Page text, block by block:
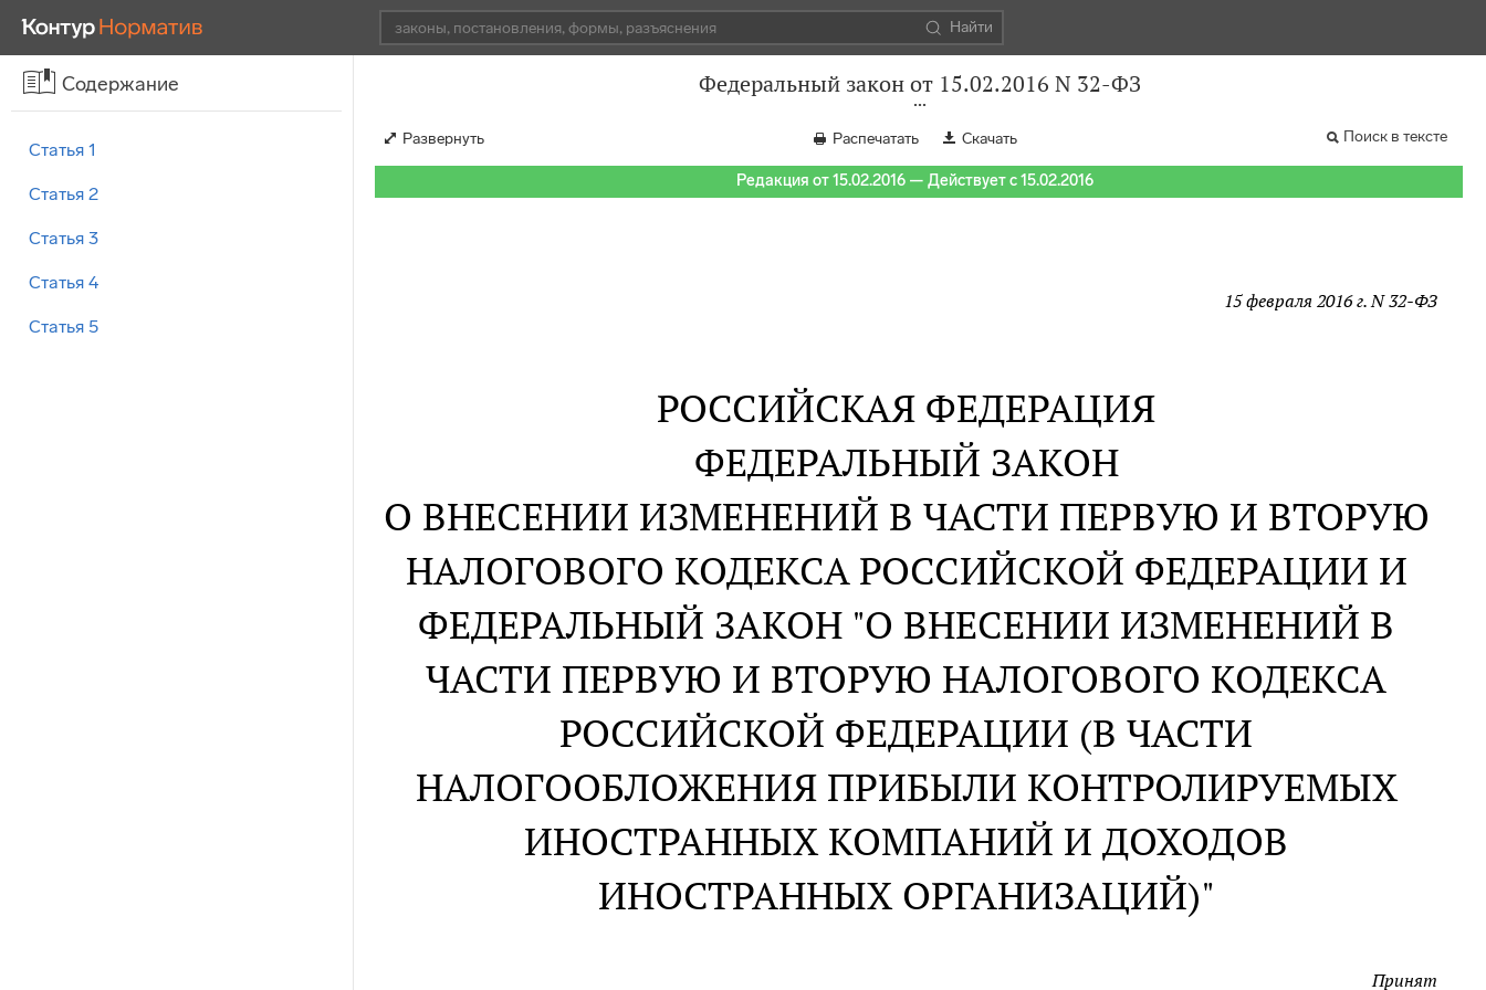
Найти
Содержание
Статья 1
Статья 2
Статья 3
Статья 4
Статья 5
Федеральный закон от 15.02.2016 N 32-ФЗ
Развернуть Распечатать Скачать Поиск в тексте
Редакция от 15.02.2016 — Действует с 15.02.2016
15 февраля 2016 г. N 32-ФЗ
РОССИЙСКАЯ ФЕДЕРАЦИЯ
ФЕДЕРАЛЬНЫЙ ЗАКОН
О ВНЕСЕНИИ ИЗМЕНЕНИЙ В ЧАСТИ ПЕРВУЮ И ВТОРУЮ
НАЛОГОВОГО КОДЕКСА РОССИЙСКОЙ ФЕДЕРАЦИИ И
ФЕДЕРАЛЬНЫЙ ЗАКОН "О ВНЕСЕНИИ ИЗМЕНЕНИЙ В
ЧАСТИ ПЕРВУЮ И ВТОРУЮ НАЛОГОВОГО КОДЕКСА
РОССИЙСКОЙ ФЕДЕРАЦИИ (В ЧАСТИ
НАЛОГООБЛОЖЕНИЯ ПРИБЫЛИ КОНТРОЛИРУЕМЫХ
ИНОСТРАННЫХ КОМПАНИЙ И ДОХОДОВ
ИНОСТРАННЫХ ОРГАНИЗАЦИЙ)"
Принят